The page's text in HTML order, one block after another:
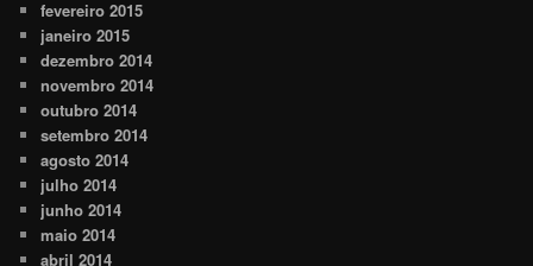
fevereiro 2015
janeiro 2015
dezembro 2014
novembro 2014
outubro 2014
setembro 2014
agosto 2014
julho 2014
junho 2014
maio 2014
abril 2014